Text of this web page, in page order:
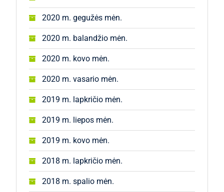
2020 m. gegužės mėn.
2020 m. balandžio mėn.
2020 m. kovo mėn.
2020 m. vasario mėn.
2019 m. lapkričio mėn.
2019 m. liepos mėn.
2019 m. kovo mėn.
2018 m. lapkričio mėn.
2018 m. spalio mėn.